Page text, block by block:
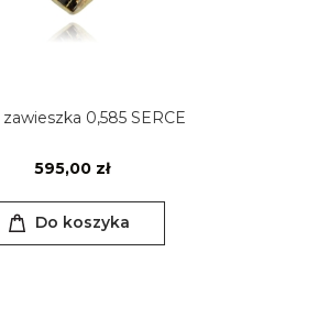
zawieszka 0,585 SERCE
595,00 zł
Do koszyka